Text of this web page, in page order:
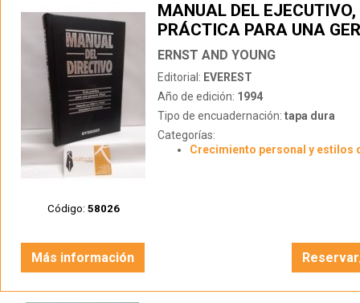
Código: 58026
MANUAL DEL
PRÁCTICA PARA UNA
EFICAZ
ERNST AND YOUNG
Editorial: EVEREST
Año de edición: 1994
Tipo de encuadernación: tapa dura
Categorías:
Crecimiento personal y estilos
Más información